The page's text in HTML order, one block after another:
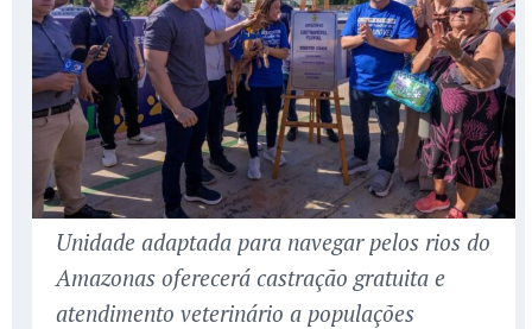
Unidade adaptada para navegar pelos rios do
Amazonas oferecerá castração gratuita e
atendimento veterinário a populações